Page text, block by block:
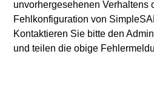
unvorhergesehenen Verhaltens
Fehlkonfiguration von
Kontaktieren Sie bitte den
und teilen die obige